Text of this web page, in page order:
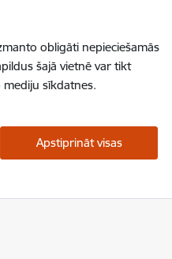
obligāti nepieciešamās
šajā vietnē var tikt
sīkdatnes.
Apstiprināt visas